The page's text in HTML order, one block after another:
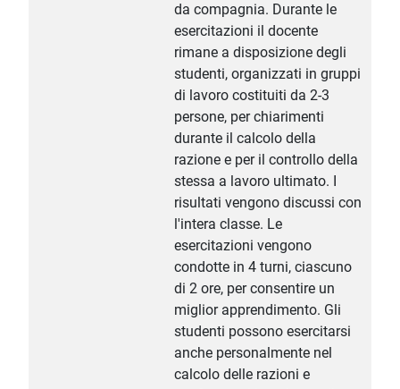
da compagnia. Durante le
esercitazioni il docente
rimane a disposizione degli
studenti, organizzati in gruppi
di lavoro costituiti da 2-3
persone, per chiarimenti
durante il calcolo della
razione e per il controllo della
stessa a lavoro ultimato. I
risultati vengono discussi con
l'intera classe. Le
esercitazioni vengono
condotte in 4 turni, ciascuno
di 2 ore, per consentire un
miglior apprendimento. Gli
studenti possono esercitarsi
anche personalmente nel
calcolo delle razioni e